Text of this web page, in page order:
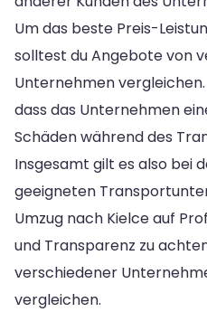
Um das beste Preis-
solltest du Angebote von
Unternehmen
dass das Unternehmen
Schäden während des
Insgesamt gilt es also bei
geeigneten
Umzug nach Kielce auf
und Transparenz zu
verschiedener
vergleichen.